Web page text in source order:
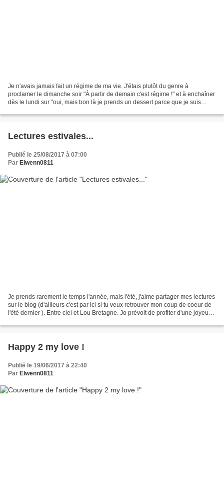
Je n'avais jamais fait un régime de ma vie. J'étais plutôt du genre à
proclamer le dimanche soir "À partir de demain c'est régime !" et à enchaîner
dès le lundi sur "oui, mais bon là je prends un dessert parce que je suis
Lectures estivales...
Publié le 25/08/2017 à 07:00
Par Elwenn0811
Je prends rarement le temps l'année, mais l'été, j'aime partager mes lectures
sur le blog (d'ailleurs c'est par ici si tu veux retrouver mon coup de coeur de
l'été dernier ). Entre ciel et Lou Bretagne. Jo prévoit de profiter d'une joyeuse
Happy 2 my love !
Publié le 19/06/2017 à 22:40
Par Elwenn0811